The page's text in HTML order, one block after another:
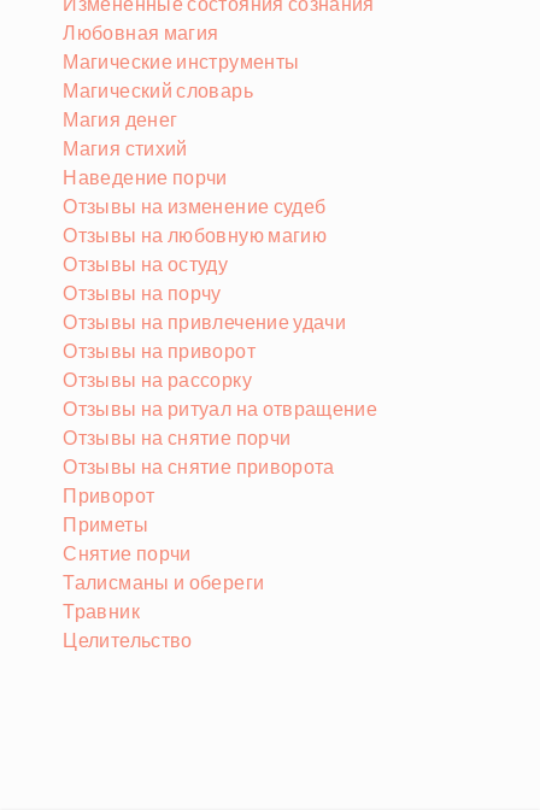
Любовная магия
Магические инструменты
Магический словарь
Магия денег
Магия стихий
Наведение порчи
Отзывы на изменение судеб
Отзывы на любовную магию
Отзывы на остуду
Отзывы на порчу
Отзывы на привлечение удачи
Отзывы на приворот
Отзывы на рассорку
Отзывы на ритуал на отвращение
Отзывы на снятие порчи
Отзывы на снятие приворота
Приворот
Приметы
Снятие порчи
Талисманы и обереги
Травник
Целительство